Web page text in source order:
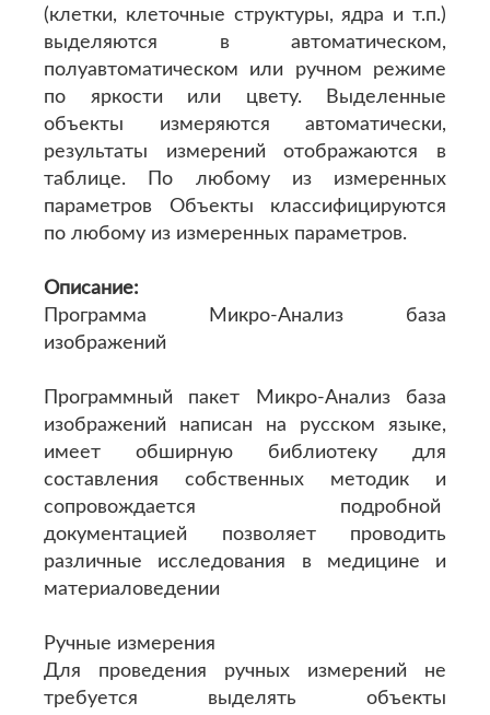
(клетки, клеточные структуры, ядра и т.п.)
выделяются в автоматическом,
полуавтоматическом или ручном режиме
по яркости или цвету. Выделенные
объекты измеряются автоматически,
результаты измерений отображаются в
таблице. По любому из измеренных
параметров Объекты классифицируются
по любому из измеренных параметров.
Описание:
Программа Микро-Анализ база
изображений
Программный пакет Микро-Анализ база
изображений написан на русском языке,
имеет обширную библиотеку для
составления собственных методик и
сопровождается подробной
документацией позволяет проводить
различные исследования в медицине и
материаловедении
Ручные измерения
Для проведения ручных измерений не
требуется выделять объекты